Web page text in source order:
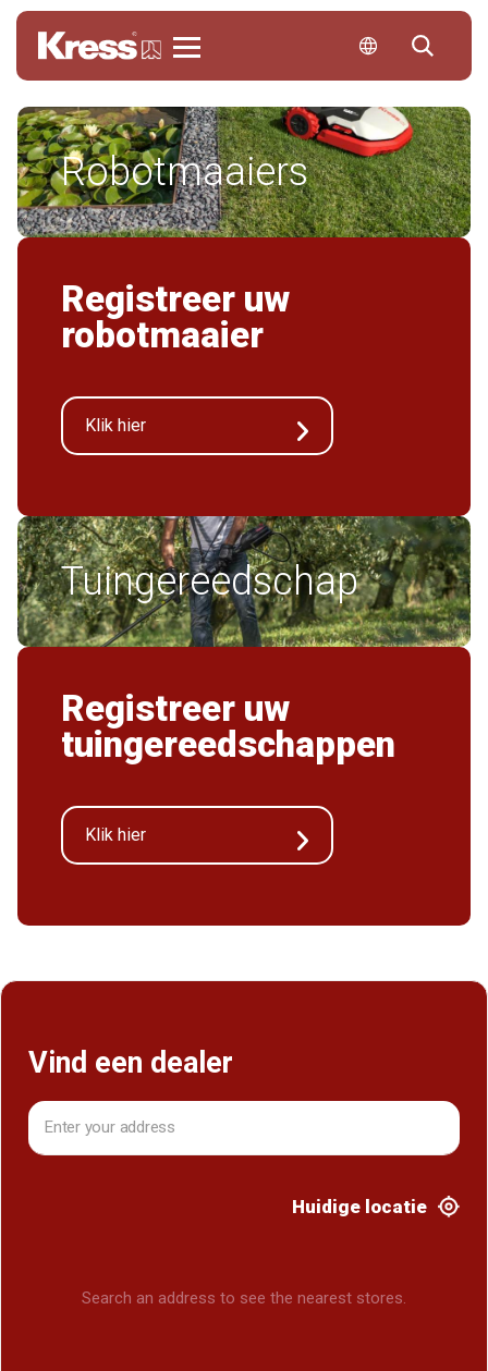
Robotmaaiers
Tuingereedschap
Registreer uw
robotmaaier
Klik hier
Registreer uw
tuingereedschappen
Klik hier
Vind een dealer
Huidige locatie
Search an address to see the nearest stores.